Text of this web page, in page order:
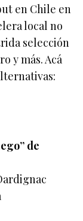
en Chile en
local no
selección
y más. Acá
de